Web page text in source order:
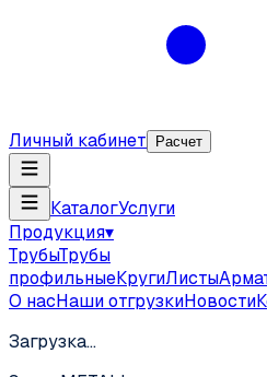
Личный кабинет Расчет
КаталогУслуги
Продукция▾
ТрубыТрубы
профильныеКругиЛисты
О насНаши отгрузкиНовости
Загрузка…